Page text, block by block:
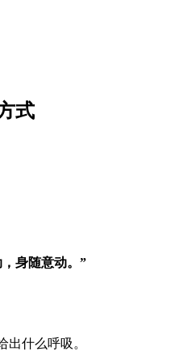
式
身随意动。”
出什么呼吸。